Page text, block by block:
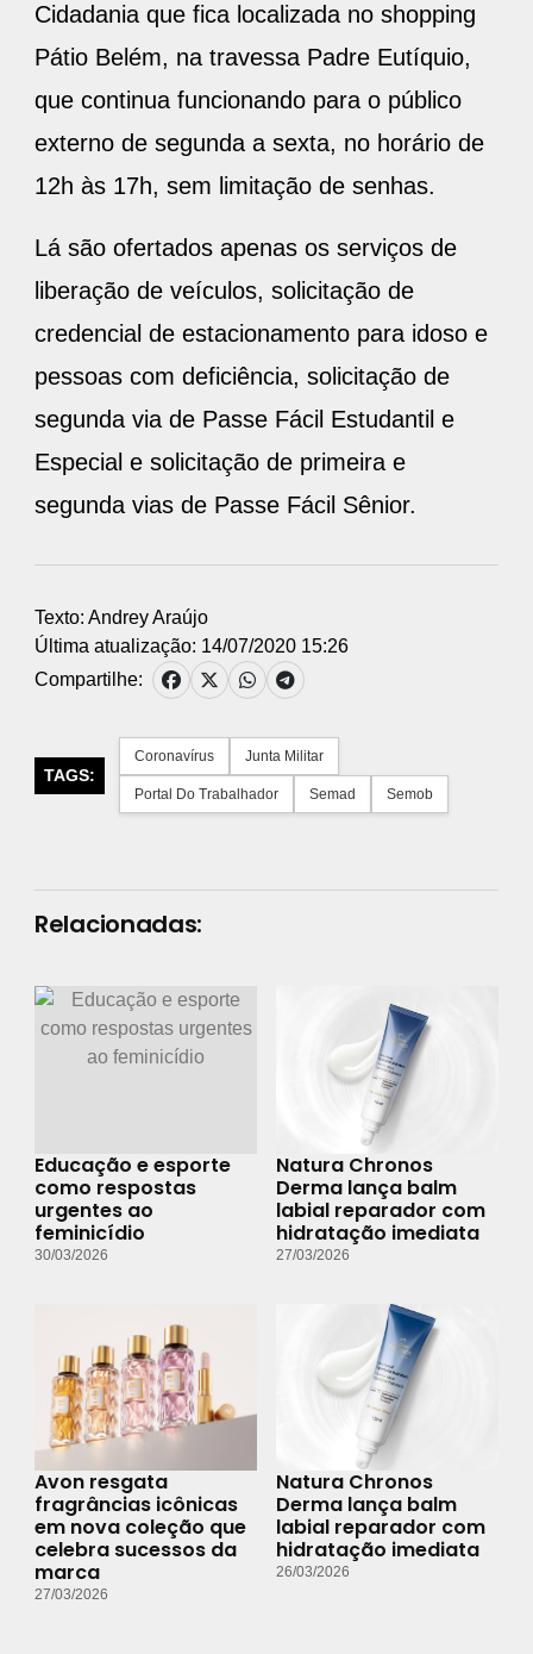
Cidadania que fica localizada no shopping
Pátio Belém, na travessa Padre Eutíquio,
que continua funcionando para o público
externo de segunda a sexta, no horário de
12h às 17h, sem limitação de senhas.
Lá são ofertados apenas os serviços de
liberação de veículos, solicitação de
credencial de estacionamento para idoso e
pessoas com deficiência, solicitação de
segunda via de Passe Fácil Estudantil e
Especial e solicitação de primeira e
segunda vias de Passe Fácil Sênior.
Texto: Andrey Araújo
Última atualização: 14/07/2020 15:26
Compartilhe:
TAGS:
Coronavírus Junta Militar
Portal Do Trabalhador Semad Semob
Relacionadas:
Educação e esporte
como respostas
urgentes ao
feminicídio
30/03/2026
Natura Chronos
Derma lança balm
labial reparador com
hidratação imediata
27/03/2026
Avon resgata
fragrâncias icônicas
em nova coleção que
celebra sucessos da
marca
27/03/2026
Natura Chronos
Derma lança balm
labial reparador com
hidratação imediata
26/03/2026